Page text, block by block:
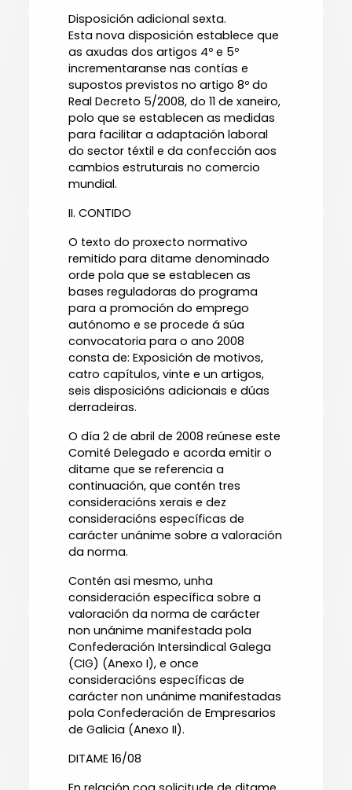
Disposición adicional sexta.
Esta nova disposición establece que
as axudas dos artigos 4º e 5º
incrementaranse nas contías e
supostos previstos no artigo 8º do
Real Decreto 5/2008, do 11 de xaneiro,
polo que se establecen as medidas
para facilitar a adaptación laboral
do sector téxtil e da confección aos
cambios estruturais no comercio
mundial.
II. CONTIDO
O texto do proxecto normativo
remitido para ditame denominado
orde pola que se establecen as
bases reguladoras do programa
para a promoción do emprego
autónomo e se procede á súa
convocatoria para o ano 2008
consta de: Exposición de motivos,
catro capítulos, vinte e un artigos,
seis disposicións adicionais e dúas
derradeiras.
O día 2 de abril de 2008 reúnese este
Comité Delegado e acorda emitir o
ditame que se referencia a
continuación, que contén tres
consideracións xerais e dez
consideracións específicas de
carácter unánime sobre a valoración
da norma.
Contén asi mesmo, unha
consideración específica sobre a
valoración da norma de carácter
non unánime manifestada pola
Confederación Intersindical Galega
(CIG) (Anexo I), e once
consideracións específicas de
carácter non unánime manifestadas
pola Confederación de Empresarios
de Galicia (Anexo II).
DITAME 16/08